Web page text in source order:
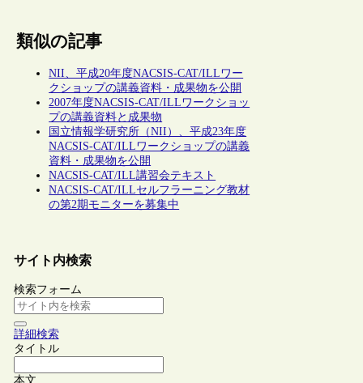
類似の記事
NII、平成20年度NACSIS-CAT/ILLワー
クショップの講義資料・成果物を公開
2007年度NACSIS-CAT/ILLワークショッ
プの講義資料と成果物
国立情報学研究所（NII）、平成23年度
NACSIS-CAT/ILLワークショップの講義
資料・成果物を公開
NACSIS-CAT/ILL講習会テキスト
NACSIS-CAT/ILLセルフラーニング教材
の第2期モニターを募集中
サイト内検索
検索フォーム
詳細検索
タイトル
本文